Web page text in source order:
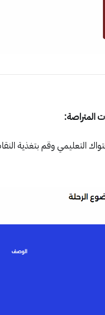
المتراصة:
التعليمي وقم بتغذية